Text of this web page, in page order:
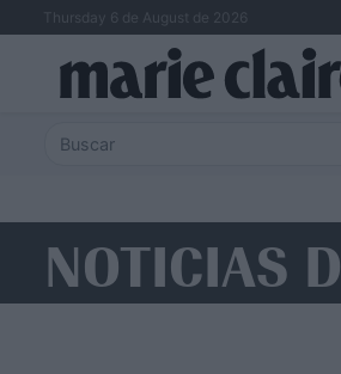
Thursday 6 de August de 2026
NOTICIAS